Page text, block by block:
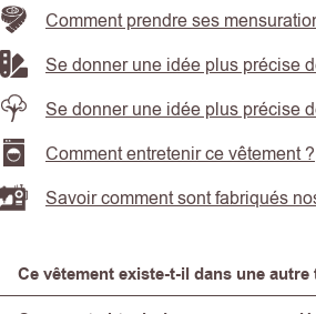
Comment prendre ses
Se donner une idée plus précise
Se donner une idée plus précise
Comment entretenir ce vêtement ?
Savoir comment sont fabriqués
Ce vêtement existe-t-il dans une autre